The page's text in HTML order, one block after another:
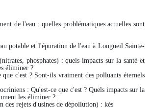
de l'eau : quelles problématiques actuelles sont
potable et l'épuration de l'eau à Longueil Sainte-
phosphates) : quels impacts sur la santé et
éliminer ?
c'est ? Sont-ils vraiment des polluants éternels
: Qu'est-ce que c'est ? Quels impacts sur la
les éliminer ?
des rejets d'usines de dépollution) : kés